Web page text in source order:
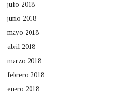
julio 2018
junio 2018
mayo 2018
abril 2018
marzo 2018
febrero 2018
enero 2018